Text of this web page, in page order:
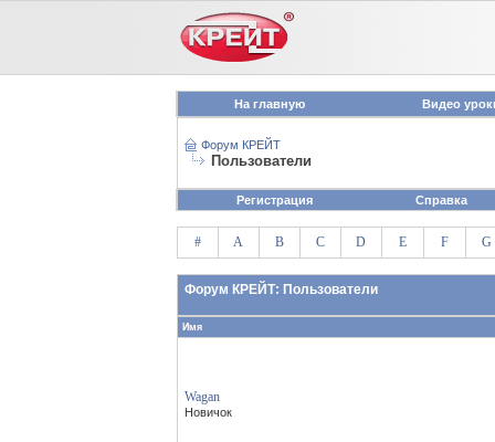
На главную Видео
Форум КРЕЙТ
Пользователи
Регистрация Справка
# A B C D E F G
Форум КРЕЙТ: Пользователи
Имя
Wagan
Новичок